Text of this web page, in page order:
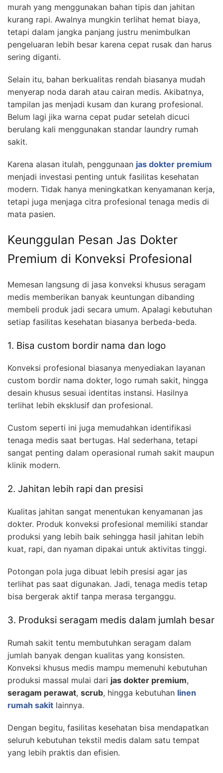
murah yang menggunakan bahan tipis dan jahitan
kurang rapi. Awalnya mungkin terlihat hemat biaya,
tetapi dalam jangka panjang justru menimbulkan
pengeluaran lebih besar karena cepat rusak dan harus
sering diganti.
Selain itu, bahan berkualitas rendah biasanya mudah
menyerap noda darah atau cairan medis. Akibatnya,
tampilan jas menjadi kusam dan kurang profesional.
Belum lagi jika warna cepat pudar setelah dicuci
berulang kali menggunakan standar laundry rumah
sakit.
Karena alasan itulah, penggunaan jas dokter premium
menjadi investasi penting untuk fasilitas kesehatan
modern. Tidak hanya meningkatkan kenyamanan kerja,
tetapi juga menjaga citra profesional tenaga medis di
mata pasien.
Keunggulan Pesan Jas Dokter
Premium di Konveksi Profesional
Memesan langsung di jasa konveksi khusus seragam
medis memberikan banyak keuntungan dibanding
membeli produk jadi secara umum. Apalagi kebutuhan
setiap fasilitas kesehatan biasanya berbeda-beda.
1. Bisa custom bordir nama dan logo
Konveksi profesional biasanya menyediakan layanan
custom bordir nama dokter, logo rumah sakit, hingga
desain khusus sesuai identitas instansi. Hasilnya
terlihat lebih eksklusif dan profesional.
Custom seperti ini juga memudahkan identifikasi
tenaga medis saat bertugas. Hal sederhana, tetapi
sangat penting dalam operasional rumah sakit maupun
klinik modern.
2. Jahitan lebih rapi dan presisi
Kualitas jahitan sangat menentukan kenyamanan jas
dokter. Produk konveksi profesional memiliki standar
produksi yang lebih baik sehingga hasil jahitan lebih
kuat, rapi, dan nyaman dipakai untuk aktivitas tinggi.
Potongan pola juga dibuat lebih presisi agar jas
terlihat pas saat digunakan. Jadi, tenaga medis tetap
bisa bergerak aktif tanpa merasa terganggu.
3. Produksi seragam medis dalam jumlah besar
Rumah sakit tentu membutuhkan seragam dalam
jumlah banyak dengan kualitas yang konsisten.
Konveksi khusus medis mampu memenuhi kebutuhan
produksi massal mulai dari jas dokter premium,
seragam perawat, scrub, hingga kebutuhan linen
rumah sakit lainnya.
Dengan begitu, fasilitas kesehatan bisa mendapatkan
seluruh kebutuhan tekstil medis dalam satu tempat
yang lebih praktis dan efisien.